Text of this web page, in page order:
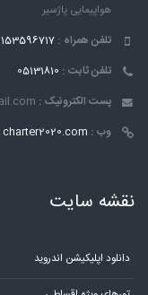
هواپیمایی پاژسیر
تلفن همراه :
تلفن ثابت : 05131810
پست الکترونیک :
وب : charter2020.com
نقشه سایت
دانلود اپلیکیشن اندروید